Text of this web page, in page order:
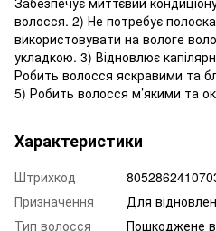
волосся. 2) Не потребує
використовувати на вологе
укладкою. 3) Відновлює
Робить волосся яскравими та
5) Робить волосся м’якими та
Характеристики
Штрихкод
Призначення
Для
Тип волосся
Пошкоджене